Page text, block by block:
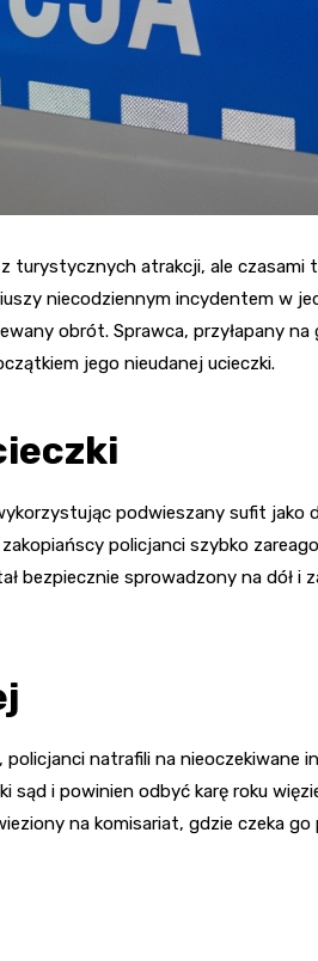
turystycznych atrakcji, ale czasami
niecodziennym incydentem w
obrót. Sprawca, przyłapany na
jego nieudanej ucieczki.
podwieszany sufit jako
policjanci szybko
bezpiecznie sprowadzony na dół i
natrafili na nieoczekiwane
i powinien odbyć karę roku
na komisariat, gdzie czeka go